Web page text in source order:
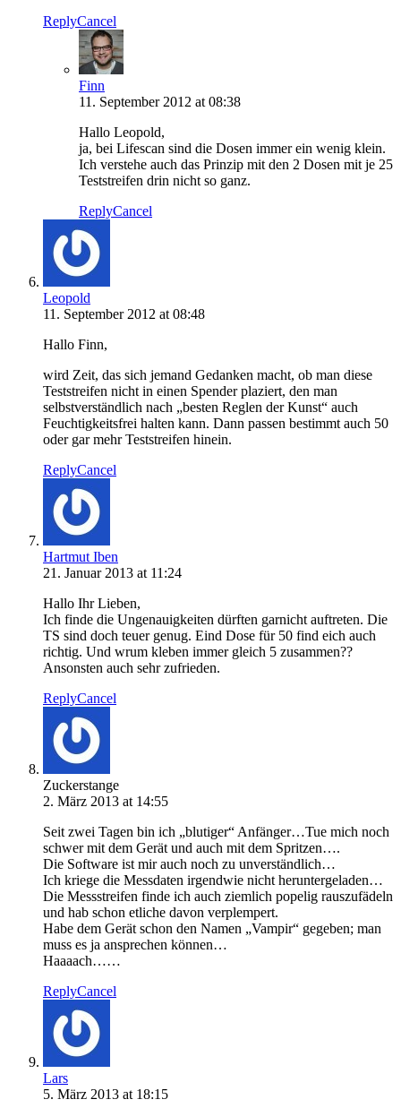
ReplyCancel
Finn
11. September 2012 at 08:38
Hallo Leopold,
ja, bei Lifescan sind die Dosen immer ein wenig klein.
Ich verstehe auch das Prinzip mit den 2 Dosen mit je 25
Teststreifen drin nicht so ganz.
ReplyCancel
Leopold
11. September 2012 at 08:48
Hallo Finn,
wird Zeit, das sich jemand Gedanken macht, ob man diese
Teststreifen nicht in einen Spender plaziert, den man
selbstverständlich nach „besten Reglen der Kunst“ auch
Feuchtigkeitsfrei halten kann. Dann passen bestimmt auch 50
oder gar mehr Teststreifen hinein.
ReplyCancel
Hartmut Iben
21. Januar 2013 at 11:24
Hallo Ihr Lieben,
Ich finde die Ungenauigkeiten dürften garnicht auftreten. Die
TS sind doch teuer genug. Eind Dose für 50 find eich auch
richtig. Und wrum kleben immer gleich 5 zusammen??
Ansonsten auch sehr zufrieden.
ReplyCancel
Zuckerstange
2. März 2013 at 14:55
Seit zwei Tagen bin ich „blutiger“ Anfänger…Tue mich noch
schwer mit dem Gerät und auch mit dem Spritzen….
Die Software ist mir auch noch zu unverständlich…
Ich kriege die Messdaten irgendwie nicht heruntergeladen…
Die Messstreifen finde ich auch ziemlich popelig rauszufädeln
und hab schon etliche davon verplempert.
Habe dem Gerät schon den Namen „Vampir“ gegeben; man
muss es ja ansprechen können…
Haaaach……
ReplyCancel
Lars
5. März 2013 at 18:15